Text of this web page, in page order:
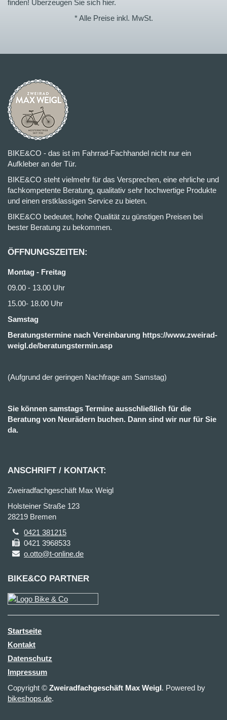
finden! Überzeugen Sie sich hier.
* Alle Preise inkl. MwSt.
BIKE&CO - das ist im Fahrrad-Fachhandel nicht nur ein
Aufkleber an der Tür.
BIKE&CO steht vielmehr für das Versprechen, eine ehrliche und
fachkompetente Beratung, qualitativ sehr hochwertige Produkte
und einen erstklassigen Service zu bieten.
BIKE&CO bedeutet, hohe Qualität zu günstigen Preisen bei
bester Beratung zu bekommen.
ÖFFNUNGSZEITEN:
Montag - Freitag
09.00 - 13.00 Uhr
15.00- 18.00 Uhr
Samstag
Beratungstermine nach Vereinbarung https://www.zweirad-
weigl.de/beratungstermin.asp
(Aufgrund der geringen Nachfrage am Samstag)
Sie können samstags Termine ausschließlich für die
Beratung von Neurädern buchen. Dann sind wir nur für Sie
da.
ANSCHRIFT / KONTAKT:
Zweiradfachgeschäft Max Weigl
Holsteiner Straße 123
28219 Bremen
0421 381215
0421 3968533
o.otto@t-online.de
BIKE&CO PARTNER
Startseite
Kontakt
Datenschutz
Impressum
Copyright © Zweiradfachgeschäft Max Weigl. Powered by
bikeshops.de.